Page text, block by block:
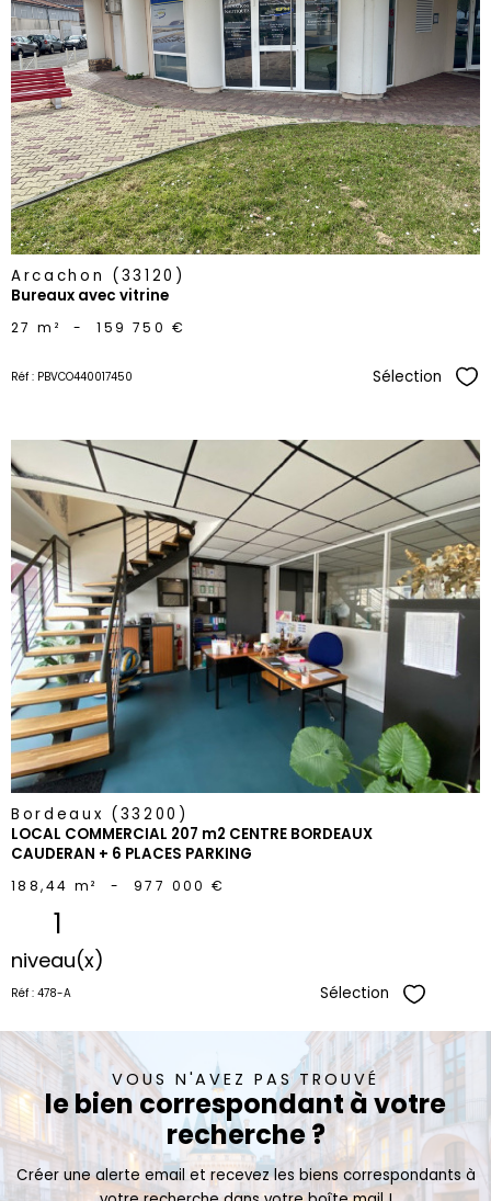
voir le
bien
Arcachon (33120)
Bureaux avec vitrine
27 m² - 159 750 €
Réf : PBVCO440017450 Sélection
voir le
bien
Bordeaux (33200)
LOCAL COMMERCIAL 207 m2 CENTRE BORDEAUX
CAUDERAN + 6 PLACES PARKING
188,44 m² - 977 000 €
1
niveau(x)
Réf : 478-A Sélection
VOUS N'AVEZ PAS TROUVÉ
le bien correspondant à votre
recherche ?
Créer une alerte email et recevez les biens correspondants à